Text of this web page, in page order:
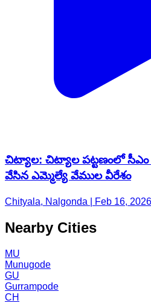
చిట్యాల: చిట్యాల పట్టణంలో సీఎం
వేసిన ఎమ్మెల్యే వేముల వీరేశం
Chityala, Nalgonda | Feb 16, 2026
Nearby Cities
MU
Munugode
GU
Gurrampode
CH